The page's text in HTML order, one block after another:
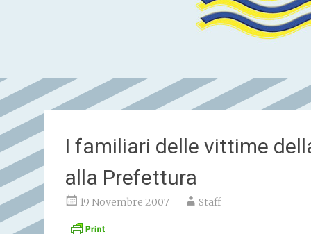
I familiari delle vittime
alla Prefettura
19 Novembre 2007 Staff